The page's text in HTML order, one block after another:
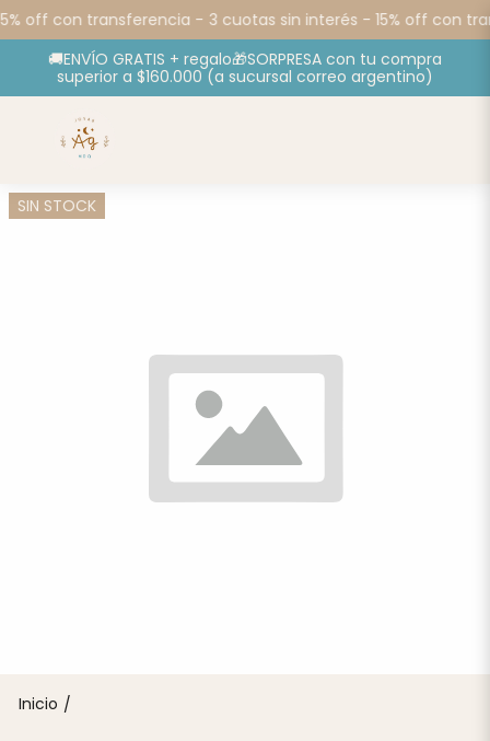
off con transferencia - 3 cuotas sin interés - 15% off con
🚚ENVÍO GRATIS + regalo🎁SORPRESA con tu compra
superior a $160.000 (a sucursal correo argentino)
SIN STOCK
Inicio /